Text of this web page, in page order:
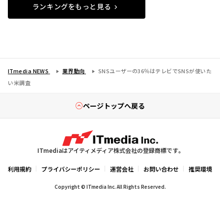
ランキングをもっと見る
ITmedia NEWS 業界動向
SNSユーザーの36％はテレビでSNSが使いた
い――米調査
ページトップへ戻る
ITmediaはアイティメディア株式会社の登録商標です。
利用規約 プライバシーポリシー 運営会社 お問い合わせ 推奨環境
Copyright © ITmedia Inc. All Rights Reserved.